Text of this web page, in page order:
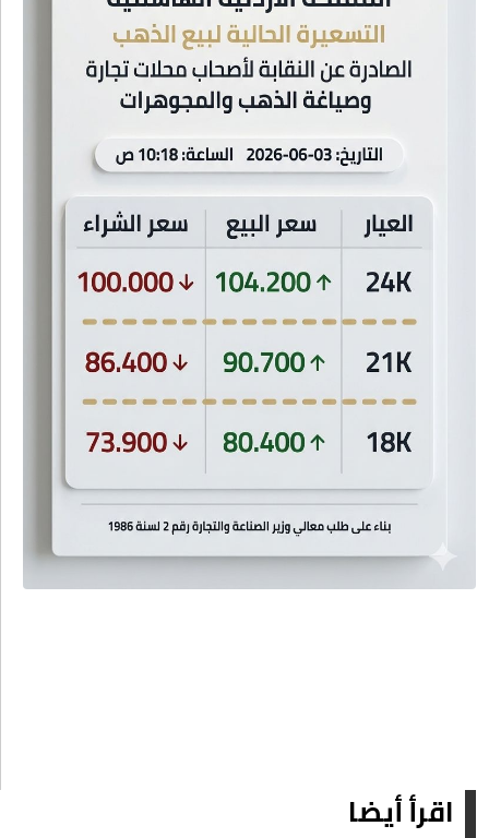
اقرأ أيضا